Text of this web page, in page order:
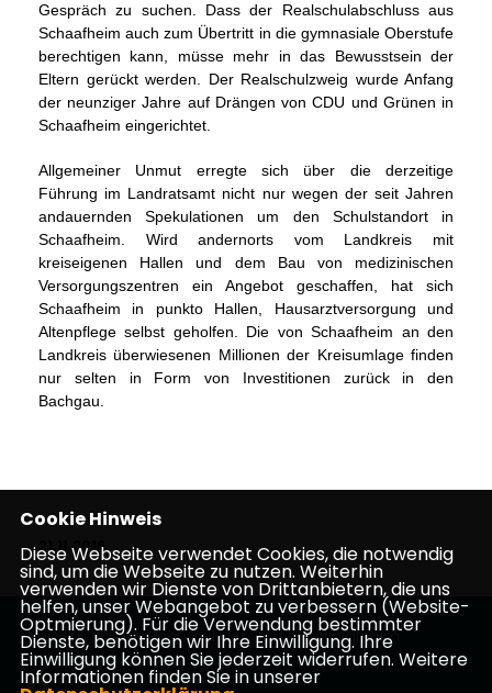
Gespräch zu suchen. Dass der Realschulabschluss aus
Schaafheim auch zum Übertritt in die gymnasiale Oberstufe
berechtigen kann, müsse mehr in das Bewusstsein der
Eltern gerückt werden. Der Realschulzweig wurde Anfang
der neunziger Jahre auf Drängen von CDU und Grünen in
Schaafheim eingerichtet.
Allgemeiner Unmut erregte sich über die derzeitige
Führung im Landratsamt nicht nur wegen der seit Jahren
andauernden Spekulationen um den Schulstandort in
Schaafheim. Wird andernorts vom Landkreis mit
kreiseigenen Hallen und dem Bau von medizinischen
Versorgungszentren ein Angebot geschaffen, hat sich
Schaafheim in punkto Hallen, Hausarztversorgung und
Altenpflege selbst geholfen. Die von Schaafheim an den
Landkreis überwiesenen Millionen der Kreisumlage finden
nur selten in Form von Investitionen zurück in den
Bachgau.
21.11.2016
Herzlich Willkommen bei der CDU in Schaafheim
Cookie Hinweis
Diese Webseite verwendet Cookies, die notwendig
sind, um die Webseite zu nutzen. Weiterhin
verwenden wir Dienste von Drittanbietern, die uns
helfen, unser Webangebot zu verbessern (Website-
Optmierung). Für die Verwendung bestimmter
Dienste, benötigen wir Ihre Einwilligung. Ihre
Einwilligung können Sie jederzeit widerrufen. Weitere
Informationen finden Sie in unserer